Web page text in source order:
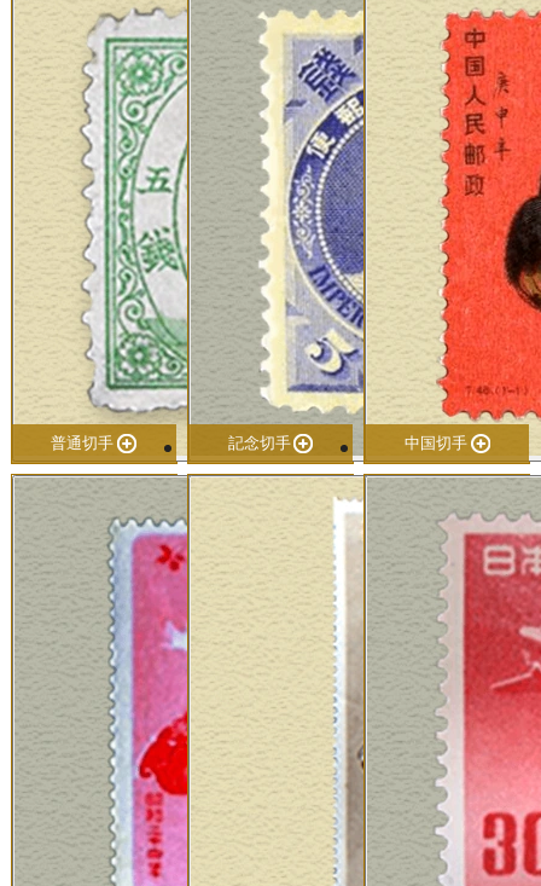
普通切手 記念切手 中国切手